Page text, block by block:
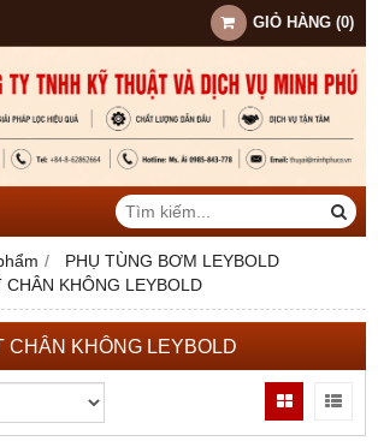
GIỎ HÀNG (0)
PHỤ TÙNG BƠM LEYBOLD
CHÂN KHÔNG LEYBOLD
CHÂN KHÔNG LEYBOLD